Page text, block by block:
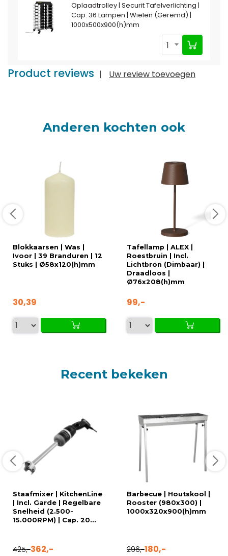
Oplaadtrolley | Securit Tafelverlichting |
Cap. 36 Lampen | Wielen (Geremd) |
1000x500x900(h)mm
1
Product reviews | Uw review toevoegen
Anderen kochten ook
Blokkaarsen | Was |
Ivoor | 39 Branduren | 12
Stuks | Ø58x120(h)mm
30,39
Tafellamp | ALEX |
Roestbruin | Incl.
Lichtbron (Dimbaar) |
Draadloos |
Ø76x208(h)mm
99,-
Recent bekeken
Staafmixer | KitchenLine
| Incl. Garde | Regelbare
Snelheid (2.500-
15.000RPM) | Cap. 20...
425,-362,-
Barbecue | Houtskool |
Rooster (980x300) |
1000x320x900(h)mm
296,-180,-